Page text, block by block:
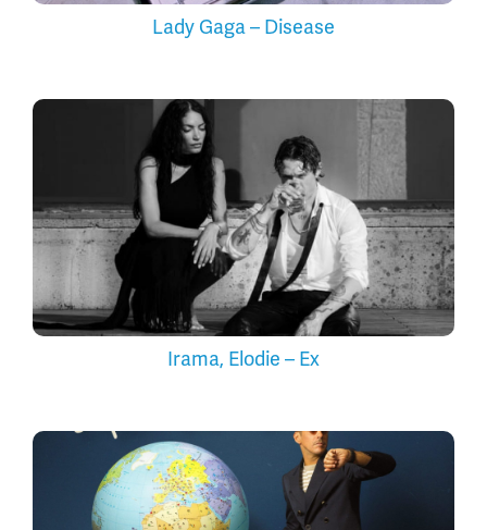
Lady Gaga – Disease
Irama, Elodie – Ex